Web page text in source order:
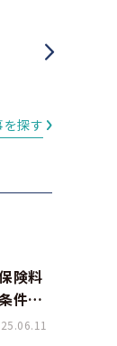
探す
険料
件と
を解